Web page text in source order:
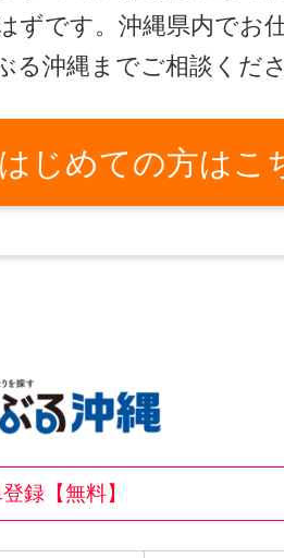
ずです。沖縄県内でお
る沖縄までご相談くだ
はじめての方はこ
録【無料】